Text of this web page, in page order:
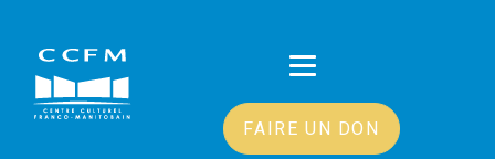
FAIRE UN DON